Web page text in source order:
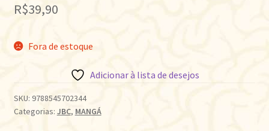
R$39,90
Fora de estoque
Adicionar à lista de desejos
SKU: 9788545702344
Categorias: JBC, MANGÁ